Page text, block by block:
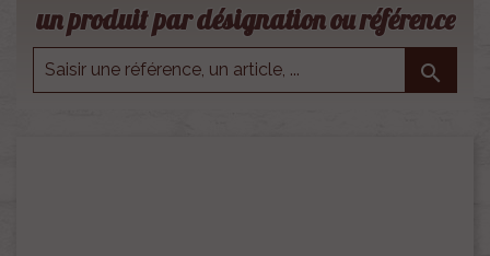
un produit par désignation ou référence
